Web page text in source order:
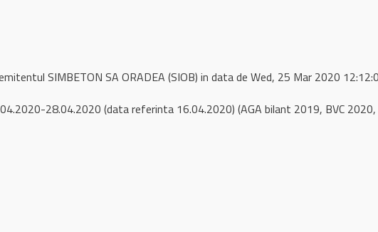
SIMBETON SA ORADEA (SIOB) in data de Wed, 25 Mar 2020
28.04.2020 (data referinta 16.04.2020) (AGA bilant 2019, BVC